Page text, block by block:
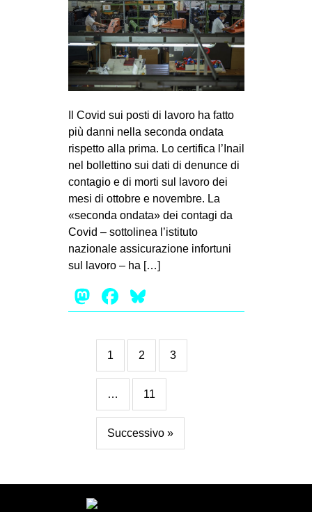
Il Covid sui posti di lavoro ha fatto
più danni nella seconda ondata
rispetto alla prima. Lo certifica l’Inail
nel bollettino sui dati di denunce di
contagio e di morti sul lavoro dei
mesi di ottobre e novembre. La
«seconda ondata» dei contagi da
Covid – sottolinea l’istituto
nazionale assicurazione infortuni
sul lavoro – ha […]
Mastodon
Facebook
1 2 3
… 11
Successivo »